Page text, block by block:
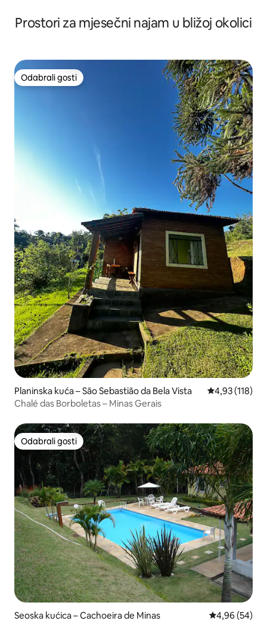
Prostori za mjesečni najam u bližoj okolici
Odabrali gosti
Odabrali gosti
Planinska kuća – São Sebastião da Bela Vista Prosječna
4,93 (118)
Chalé das Borboletas – Minas Gerais
Odabrali gosti
Odabrali gosti
Seoska kućica – Cachoeira de Minas Prosječna
4,96 (54)